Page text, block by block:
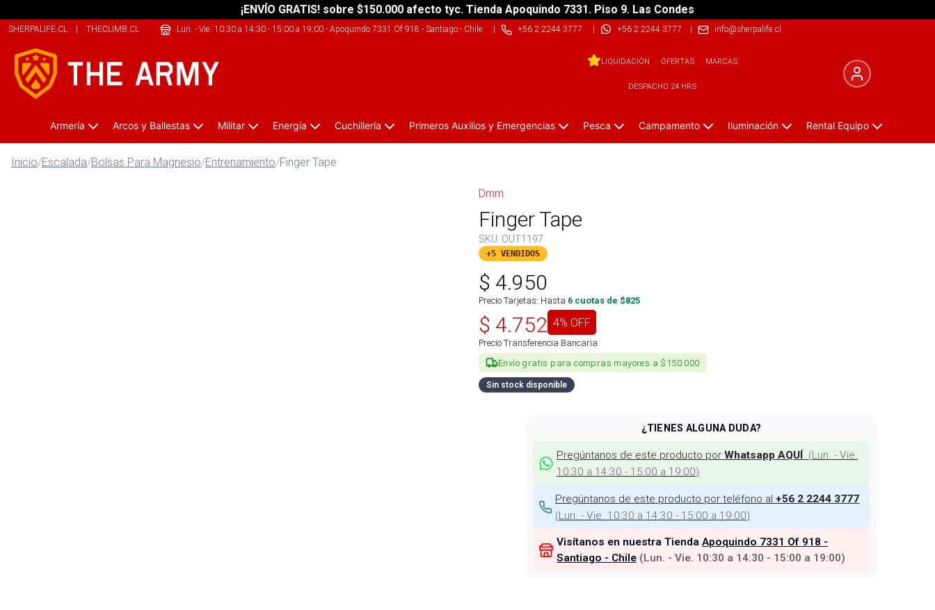
¡ENVÍO GRATIS! sobre $150.000 afecto tyc. Tienda Apoquindo 7331. Piso 9. Las Condes
SHERPALIFE.CL | THECLIMB.CL SHERPALIFE.COM.AR
Lun. - Vie. 10:30 a 14:30 - 15:00 a 19:00- Apoquindo 7331 Of 918 - Santiago - Chile| +56 2 2244 3777 | +56 2 2244 3777 | info@sherpalife.cl
LIQUIDACIÓN OFERTAS MARCAS
DESPACHO 24 HRS
Armería Arcos y Ballestas Militar Energía Cuchillería Primeros Auxilios y Emergencias Pesca Campamento Iluminación Rental Equipo
Inicio/Escalada/Bolsas Para Magnesio/Entrenamiento/Finger Tape
Dmm
Finger Tape
SKU: OUT1197
+5 VENDIDOS
$ 4.950
Precio Tarjetas: Hasta 6 cuotas de $825
$ 4.752 4% OFF
Precio Transferencia Bancaria
Envío gratis para compras mayores a $150.000
Sin stock disponible
¿TIENES ALGUNA DUDA?
Pregúntanos de este producto por Whatsapp AQUÍ (Lun. - Vie.
10:30 a 14:30 - 15:00 a 19:00)
Pregúntanos de este producto por teléfono al +56 2 2244 3777
(Lun. - Vie. 10:30 a 14:30 - 15:00 a 19:00)
Visítanos en nuestra Tienda Apoquindo 7331 Of 918 -
Santiago - Chile (Lun. - Vie. 10:30 a 14:30 - 15:00 a 19:00)